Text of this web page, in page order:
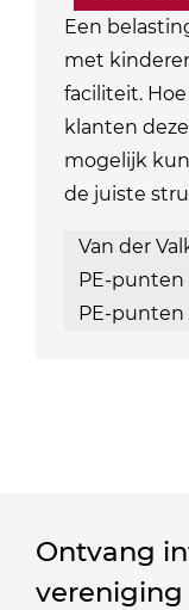
Een
met
faciliteit.
klanten
mogelijk
de juiste
Van der
PE-punten
PE-punten
Ontvang
vereniging